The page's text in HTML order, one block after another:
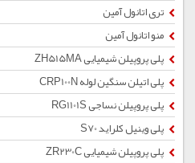
تری اتانول آمین
منو اتانول آمین
پلی پروپیلن شیمیایی ZH515MA
پلی اتیلن سنگین لوله CRP100N
پلی پروپیلن نساجی RG1101S
پلی وینیل کلراید S70
پلی پروپیلن شیمیایی ZR230C